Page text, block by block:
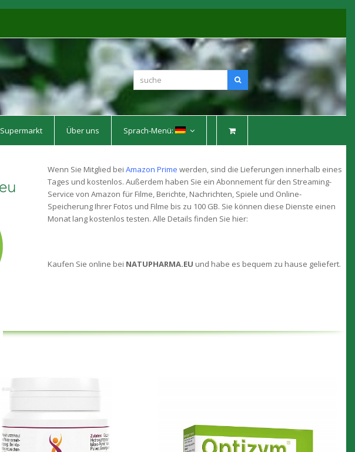
suche
Supermarkt Über uns Sprach-Menü:
Wenn Sie Mitglied beiAmazon Prime werden, sind die Lieferungen innerhalb eines
Tages und kostenlos. Außerdem haben Sie ein Abonnement für den Streaming-
Service von Amazon für Filme, Berichte, Nachrichten, Spiele und Online-
Speicherung Ihrer Fotos und Filme bis zu 100 GB. Sie können diese Dienste einen
Monat lang kostenlos testen. Alle Details finden Sie hier:
Kaufen Sie online bei NATUPHARMA.EU und habe es bequem zu hause geliefert.